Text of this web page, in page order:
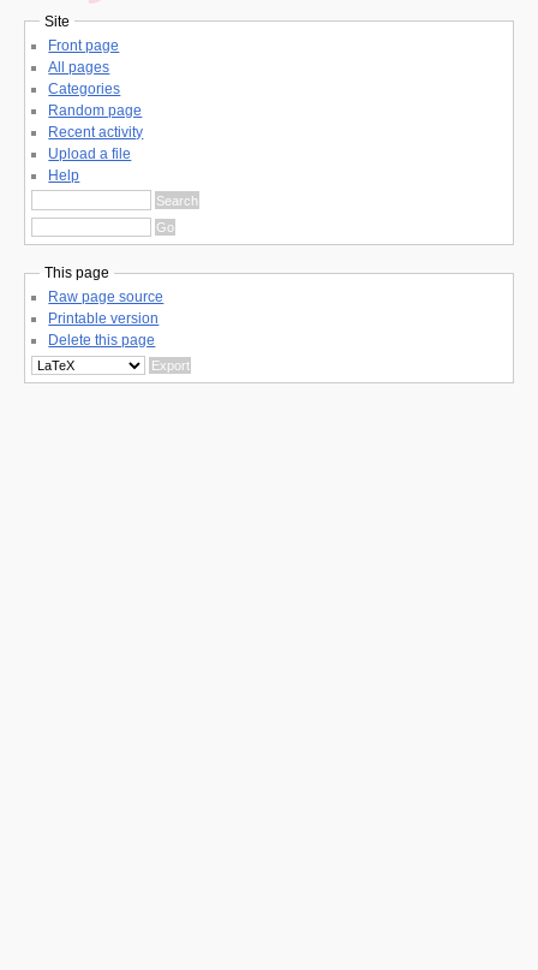
Site
Front page
All pages
Categories
Random page
Recent activity
Upload a file
Help
This page
Raw page source
Printable version
Delete this page